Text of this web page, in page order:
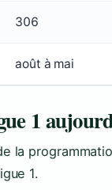
306
août à mai
1
la
1.